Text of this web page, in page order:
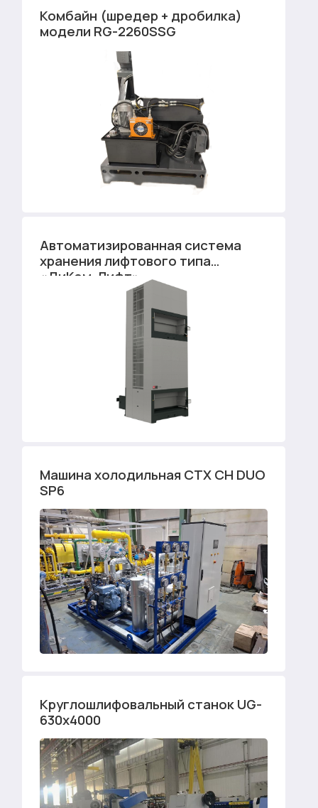
Комбайн (шредер + дробилка)
модели RG-2260SSG
Автоматизированная система
хранения лифтового типа
«ДиКом-Лифт»
Машина холодильная CTX CH DUO
SP6
Круглошлифовальный станок UG-
630х4000